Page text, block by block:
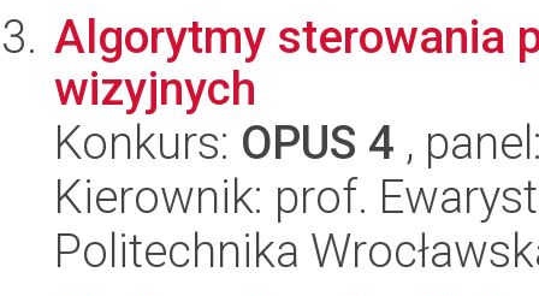
Algorytmy sterowania
wizyjnych
Konkurs: OPUS 4 ,
Kierownik: prof.
Politechnika